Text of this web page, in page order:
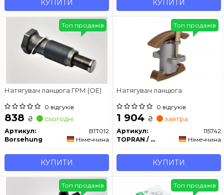
КУПИТИ КУПИТИ
Натягувач ланцюга ГРМ (OE)
0 відгуків
838 ₴ сьогодні
Артикул:
B1T012
Borsehung
Німеччина
КУПИТИ
Топ продажів
Натягувач ланцюга
0 відгуків
1 904 ₴ завтра
Артикул:
115742
TOPRAN / HANS PRIES
Німеччина
КУПИТИ
Топ продажів
Топ продажів Топ продажів